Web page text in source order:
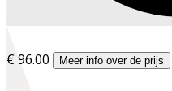
€ 96.00 Meer info over de prijs